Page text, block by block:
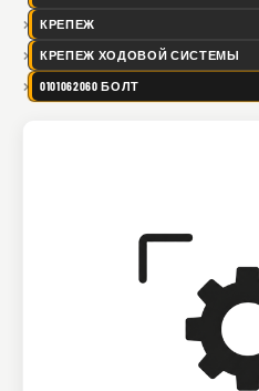
КРЕПЕЖ
КРЕПЕЖ ХОДОВОЙ СИСТЕМЫ
0101062060 БОЛТ